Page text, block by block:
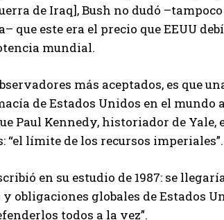
de Iraq], Bush no dudó
que este era el precio que EEUU
mundial.
más aceptados, es que
de Estados Unidos en el mundo
Paul Kennedy, historiador de Yale,
“el límite de los recursos imperiales”.
en su estudio de 1987: se
obligaciones globales de Estados
todos a la vez”.